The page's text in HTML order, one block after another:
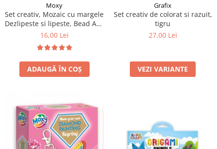
Moxy
Set creativ, Mozaic cu margele
Dezlipeste si lipeste, Bead Art,
unicorn, A5
16,00 Lei
ADAUGĂ ÎN COȘ
Grafix
Set creativ de colorat si razuit,
tigru
27,00 Lei
VEZI VARIANTE